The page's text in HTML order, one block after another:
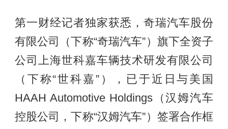
第一财经记者独家获悉，奇瑞汽车股份
有限公司（下称“奇瑞汽车”）旗下全资子
公司上海世科嘉车辆技术研发有限公司
（下称“世科嘉”），已于近日与美国
HAAH Automotive Holdings（汉姆汽车
控股公司，下称“汉姆汽车”）签署合作框